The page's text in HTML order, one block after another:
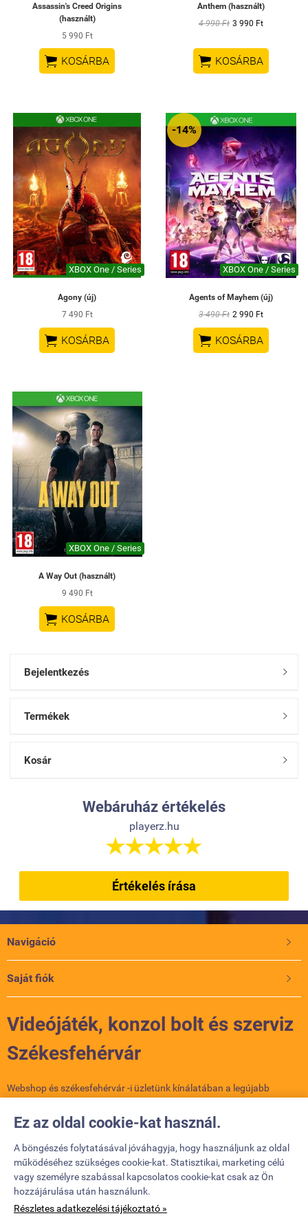
Ez az oldal cookie-kat használ.
A böngészés folytatásával jóváhagyja, hogy használjunk az oldal
működéséhez szükséges cookie-kat. Statisztikai, marketing célú
vagy személyre szabással kapcsolatos cookie-kat csak az Ön
hozzájárulása után használunk.
Részletes adatkezelési tájékoztató »
Assassin's Creed Origins
(használt)
5 990 Ft
 KOSÁRBA
Anthem (használt)
4 990 Ft 3 990 Ft
 KOSÁRBA
XBOX One / Series
Agony (új)
7 490 Ft
 KOSÁRBA
-14%
XBOX One / Series
Agents of Mayhem (új)
3 490 Ft 2 990 Ft
 KOSÁRBA
XBOX One / Series
A Way Out (használt)
9 490 Ft
 KOSÁRBA
Bejelentkezés 
Termékek 
Kosár 
Webáruház értékelés
playerz.hu

Értékelés írása
Navigáció 
Saját fiók 
Videójáték, konzol bolt és szerviz
Székesfehérvár
Webshop és székesfehérvár -i üzletünk kínálatában a legújabb
– nálunk minden gamer megtalálja a számítását. Szakértő
csapatunk segít a választásban, és szervizünkben a meghibásodott
konzolokat is megjavítjuk. Látogass el hozzánk, vagy rendelj online!
Elérhetőségek